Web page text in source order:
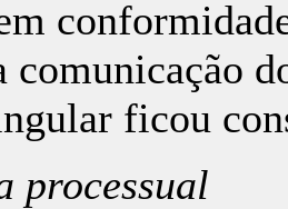
comunicação
ficou
processual